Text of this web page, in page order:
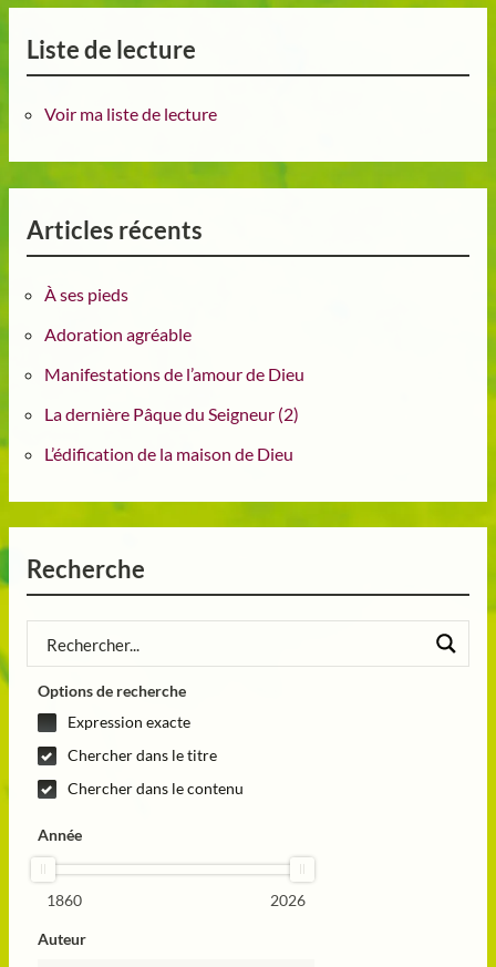
Liste de lecture
Voir ma liste de lecture
Articles récents
À ses pieds
Adoration agréable
Manifestations de l’amour de Dieu
La dernière Pâque du Seigneur (2)
L’édification de la maison de Dieu
Recherche
Options de recherche
Expression exacte
Chercher dans le titre
Chercher dans le contenu
Année
1860 2026
Auteur